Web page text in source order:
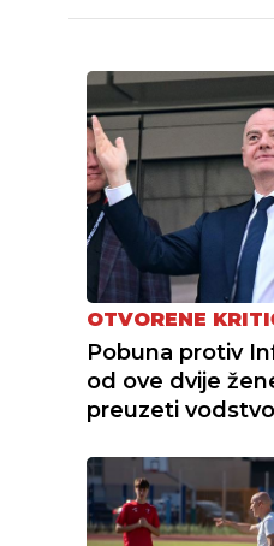
OTVORENE
Pobuna protiv
od ove dvije
preuzeti